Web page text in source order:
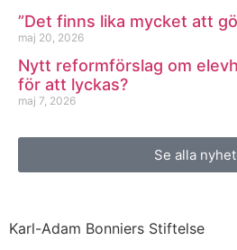
”Det finns lika mycket att
maj 20, 2026
Nytt reformförslag om
för att lyckas?
maj 7, 2026
Se alla
Karl-Adam Bonniers Stiftelse